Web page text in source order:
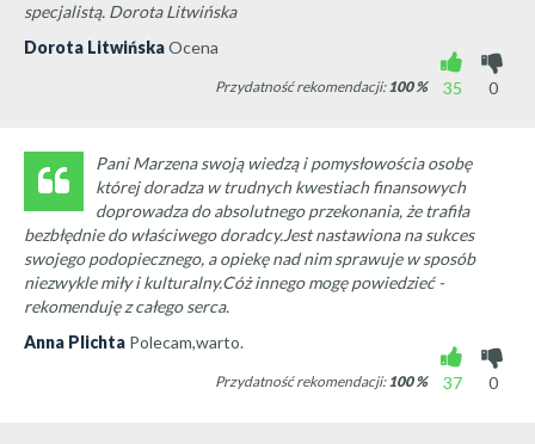
specjalistą. Dorota Litwińska
Dorota LitwińskaOcena
35
0
Przydatność rekomendacji:100%
Pani Marzena swoją wiedzą i pomysłowościa osobę
której doradza w trudnych kwestiach finansowych
doprowadza do absolutnego przekonania, że trafiła
bezbłędnie do właściwego doradcy.Jest nastawiona na sukces
swojego podopiecznego, a opiekę nad nim sprawuje w sposób
niezwykle miły i kulturalny.Cóż innego mogę powiedzieć -
rekomenduję z całego serca.
Anna Plichta Polecam,warto.
37
0
Przydatność rekomendacji:100%